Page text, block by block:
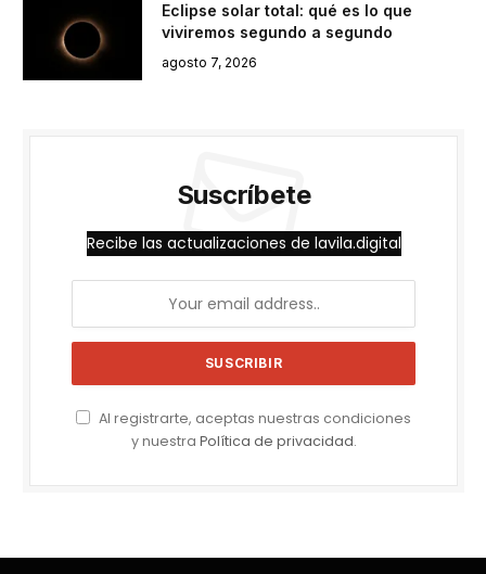
Eclipse solar total: qué es lo que
viviremos segundo a segundo
agosto 7, 2026
Suscríbete
Recibe las actualizaciones de lavila.digital
Al registrarte, aceptas nuestras condiciones
y nuestra Política de privacidad.